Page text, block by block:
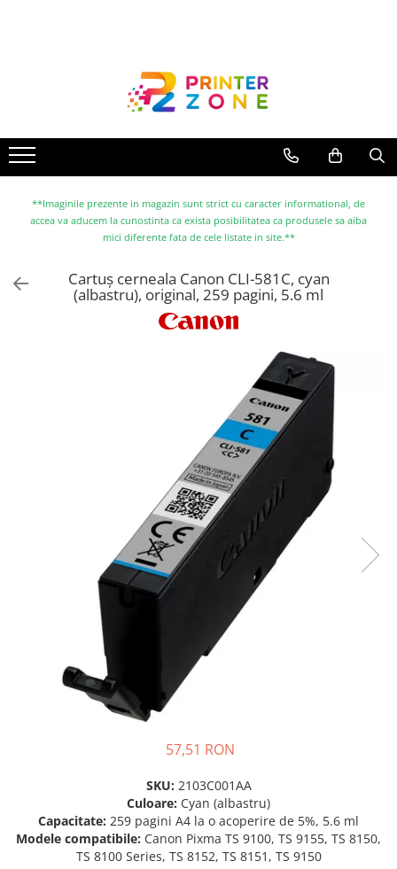
Imprimante cu jet
Multifunctionale laser
Multifunctionale cu jet
Imprimante etichete
Scanere
Cartuse inkjet si cerneala
Consumabile imprimanta
compatibile
Tonere compatibile
Accesorii imprimante 3D
Filament imprimanta 3D
**Imaginile prezente in magazin sunt strict cu caracter informational, de
accea va aducem la cunostinta ca exista posibilitatea ca produsele sa aiba
mici diferente fata de cele listate in site.**
Cartuș cerneala Canon CLI-581C, cyan
(albastru), original, 259 pagini, 5.6 ml
57,51 RON
SKU: 2103C001AA
Culoare: Cyan (albastru)
Capacitate: 259 pagini A4 la o acoperire de 5%, 5.6 ml
Modele compatibile: Canon Pixma TS 9100, TS 9155, TS 8150,
TS 8100 Series, TS 8152, TS 8151, TS 9150